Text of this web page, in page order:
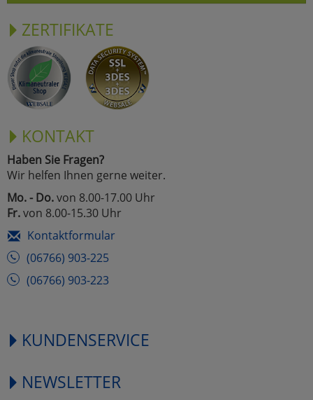
ZERTIFIKATE
KONTAKT
Haben Sie Fragen?
Wir helfen Ihnen gerne weiter.
Mo. - Do.von 8.00-17.00 Uhr
Fr.von 8.00-15.30 Uhr
Kontaktformular
(06766) 903-225
(06766) 903-223
KUNDENSERVICE
NEWSLETTER